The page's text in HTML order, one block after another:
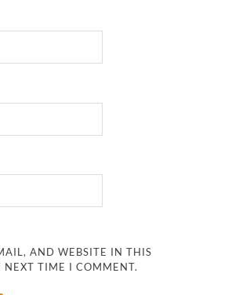
AND WEBSITE IN THIS
NEXT TIME I COMMENT.